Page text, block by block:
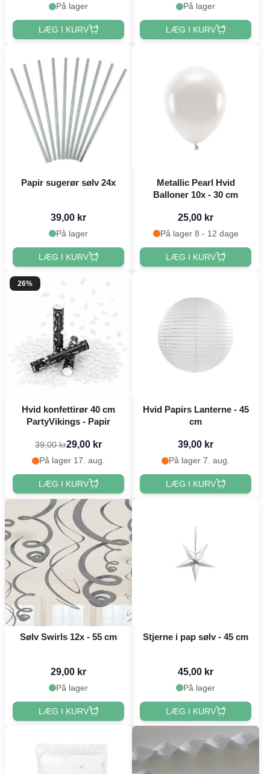
På lager
LÆG I KURV
På lager
LÆG I KURV
Papir sugerør sølv 24x
39,00 kr
På lager
LÆG I KURV
Metallic Pearl Hvid
Balloner 10x - 30 cm
25,00 kr
På lager 8 - 12 dage
LÆG I KURV
26%
Hvid konfettirør 40 cm
PartyVikings - Papir
39,00 kr29,00 kr
På lager 17. aug.
LÆG I KURV
Hvid Papirs Lanterne - 45
cm
39,00 kr
På lager 7. aug.
LÆG I KURV
Sølv Swirls 12x - 55 cm
29,00 kr
På lager
LÆG I KURV
Stjerne i pap sølv - 45 cm
45,00 kr
På lager
LÆG I KURV